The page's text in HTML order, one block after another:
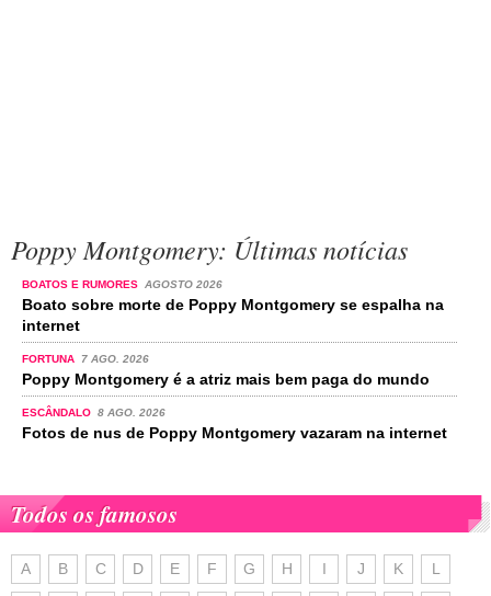
Poppy Montgomery: Últimas notícias
BOATOS E RUMORES AGOSTO 2026
Boato sobre morte de Poppy Montgomery se espalha na
internet
FORTUNA 7 AGO. 2026
Poppy Montgomery é a atriz mais bem paga do mundo
ESCÂNDALO 8 AGO. 2026
Fotos de nus de Poppy Montgomery vazaram na internet
Todos os famosos
A B C D E F G H I J K L